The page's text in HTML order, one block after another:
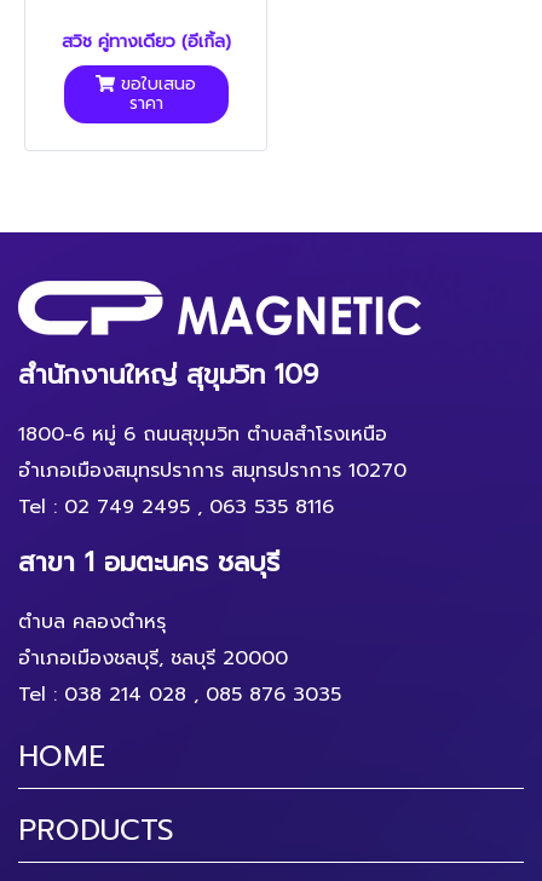
สวิช คู่ทางเดียว (อีเกิ้ล)
ขอใบเสนอ
ราคา
สำนักงานใหญ่ สุขุมวิท 109
1800-6 หมู่ 6 ถนนสุขุมวิท ตำบลสำโรงเหนือ
อำเภอเมืองสมุทรปราการ สมุทรปราการ 10270
Tel : 02 749 2495 , 063 535 8116
สาขา 1 อมตะนคร ชลบุรี
ตำบล คลองตำหรุ
อำเภอเมืองชลบุรี, ชลบุรี 20000
Tel : 038 214 028 , 085 876 3035
HOME
PRODUCTS